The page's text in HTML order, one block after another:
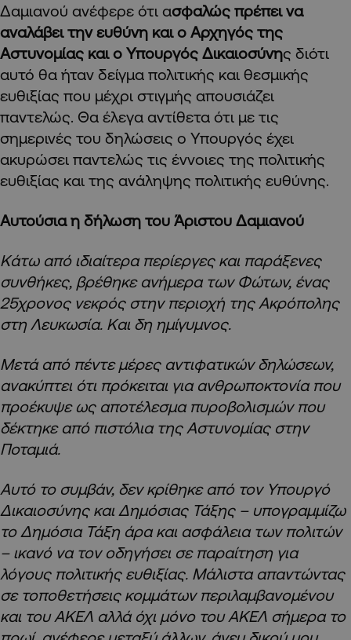
Δαμιανού ανέφερε ότι ασφαλώς πρέπει να
αναλάβει την ευθύνη και ο Αρχηγός της
Αστυνομίας και ο Υπουργός Δικαιοσύνης διότι
αυτό θα ήταν δείγμα πολιτικής και θεσμικής
ευθιξίας που μέχρι στιγμής απουσιάζει
παντελώς. Θα έλεγα αντίθετα ότι με τις
σημερινές του δηλώσεις ο Υπουργός έχει
ακυρώσει παντελώς τις έννοιες της πολιτικής
ευθιξίας και της ανάληψης πολιτικής ευθύνης.
Αυτούσια η δήλωση του Άριστου Δαμιανού
Κάτω από ιδιαίτερα περίεργες και παράξενες
συνθήκες, βρέθηκε ανήμερα των Φώτων, ένας
25χρονος νεκρός στην περιοχή της Ακρόπολης
στη Λευκωσία. Και δη ημίγυμνος.
Μετά από πέντε μέρες αντιφατικών δηλώσεων,
ανακύπτει ότι πρόκειται για ανθρωποκτονία που
προέκυψε ως αποτέλεσμα πυροβολισμών που
δέκτηκε από πιστόλια της Αστυνομίας στην
Ποταμιά.
Αυτό το συμβάν, δεν κρίθηκε από τον Υπουργό
Δικαιοσύνης και Δημόσιας Τάξης – υπογραμμίζω
το Δημόσια Τάξη άρα και ασφάλεια των πολιτών
– ικανό να τον οδηγήσει σε παραίτηση για
λόγους πολιτικής ευθιξίας. Μάλιστα απαντώντας
σε τοποθετήσεις κομμάτων περιλαμβανομένου
και του ΑΚΕΛ αλλά όχι μόνο του ΑΚΕΛ σήμερα το